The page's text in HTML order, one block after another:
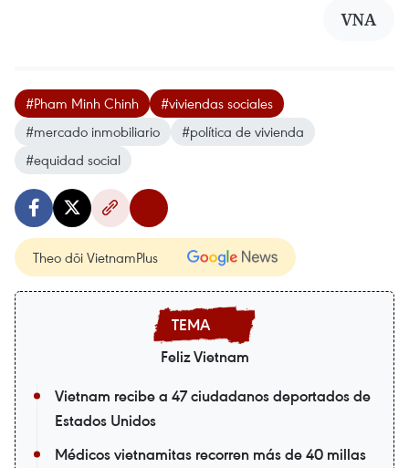
VNA
#Pham Minh Chinh
#viviendas sociales
#mercado inmobiliario
#política de vivienda
#equidad social
Theo dõi VietnamPlus
Feliz Vietnam
Vietnam recibe a 47 ciudadanos deportados de
Estados Unidos
Médicos vietnamitas recorren más de 40 millas